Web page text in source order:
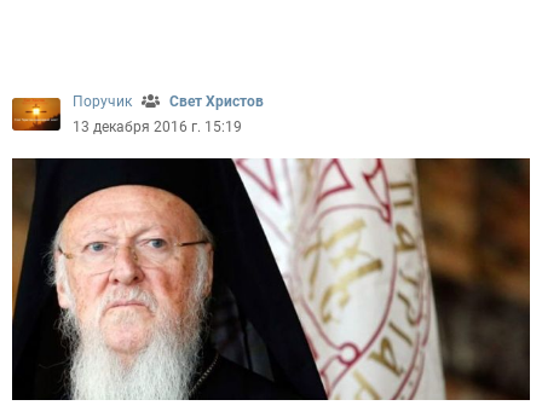
Поручик
Свет Христов
13 декабря 2016 г. 15:19